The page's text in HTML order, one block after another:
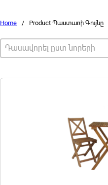
Home / Product Պաստառի Գույնը
Sort by
Sort content